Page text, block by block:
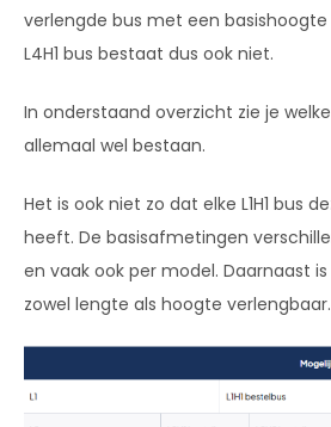
verlengde bus met een basishoogte
L4H1 bus bestaat dus ook niet.
In onderstaand overzicht zie je
allemaal wel bestaan.
Het is ook niet zo dat elke L1H1 bus
heeft. De basisafmetingen
en vaak ook per model. Daarnaast
zowel lengte als hoogte verlengbaar.